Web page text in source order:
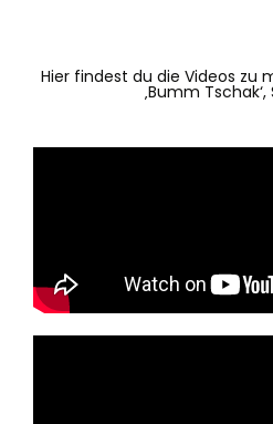
Hier findest du die Videos zu
‚Bumm